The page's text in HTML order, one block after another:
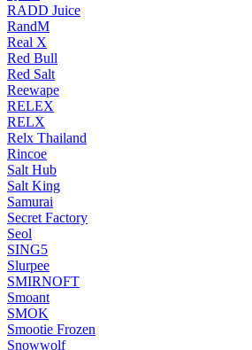
RADD Juice
RandM
Real X
Red Bull
Red Salt
Reewape
RELEX
RELX
Relx Thailand
Rincoe
Salt Hub
Salt King
Samurai
Secret Factory
Seol
SING5
Slurpee
SMIRNOFT
Smoant
SMOK
Smootie Frozen
Snowwolf